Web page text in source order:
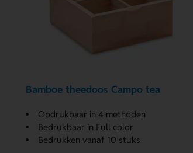
Bamboe theedoos Campo tea
Opdrukbaar in 4 methoden
Bedrukbaar in Full color
Bedrukken vanaf 10 stuks